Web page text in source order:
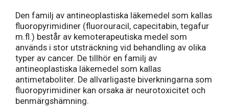
Den familj av antineoplastiska läkemedel som kallas
fluoropyrimidiner (fluorouracil, capecitabin, tegafur
m.fl.) består av kemoterapeutiska medel som
används i stor utsträckning vid behandling av olika
typer av cancer. De tillhör en familj av
antineoplastiska läkemedel som kallas
antimetaboliter. De allvarligaste biverkningarna som
fluoropyrimidiner kan orsaka är neurotoxicitet och
benmärgshämning.